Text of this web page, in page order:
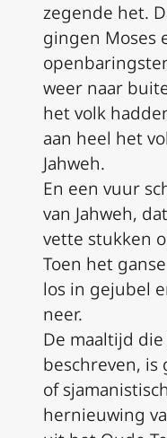
zegende het.
gingen Moses
weer naar
het volk
aan heel het
Jahweh.
En een vuur
van Jahweh,
vette stukken
Toen het
los in gejubel
neer.
De maaltijd
beschreven, is
of
hernieuwing